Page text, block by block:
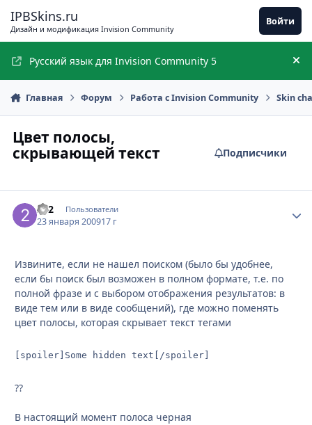
IPBSkins.ru
Дизайн и модификация Invision Community
Войти
Русский язык для Invision Community 5
Главная Форум Работа с Invision Community Skin
Цвет полосы,
скрывающей текст
Подписчики
2x2 Пользователи
23 января 200917 г
Извините, если не нашел поиском (было бы удобнее,
если бы поиск был возможен в полном формате, т.е. по
полной фразе и с выбором отображения результатов: в
виде тем или в виде сообщений), где можно поменять
цвет полосы, которая скрывает текст тегами
[spoiler]Some hidden text[/spoiler]
??
В настоящий момент полоса черная